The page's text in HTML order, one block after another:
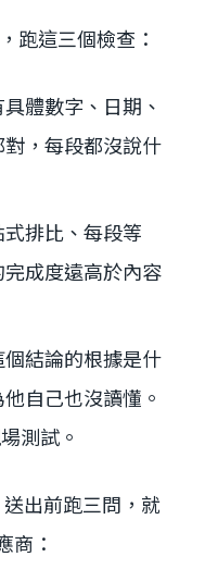
跑這三個檢查：
體數字、日期、
，每段都沒說什
排比、每段等
成度遠高於內容
結論的根據是什
自己也沒讀懂。
測試。
出前跑三問，就
商：